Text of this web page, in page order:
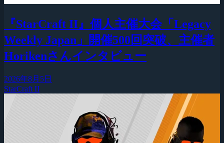
『StarCraft II』個人主催大会「Legacy
Weekly Japan」開催500回突破、主催者
Horikenさんインタビュー
2026年8月5日
StarCraft II